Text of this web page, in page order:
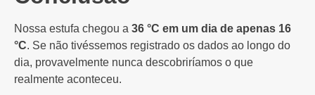
Nossa estufa chegou a 36 °C em um dia de apenas 16
°C. Se não tivéssemos registrado os dados ao longo do
dia, provavelmente nunca descobriríamos o que
realmente aconteceu.